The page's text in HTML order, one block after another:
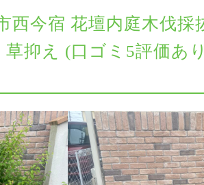
西今宿 花壇内庭木伐採
草抑え (口ゴミ5評価あ